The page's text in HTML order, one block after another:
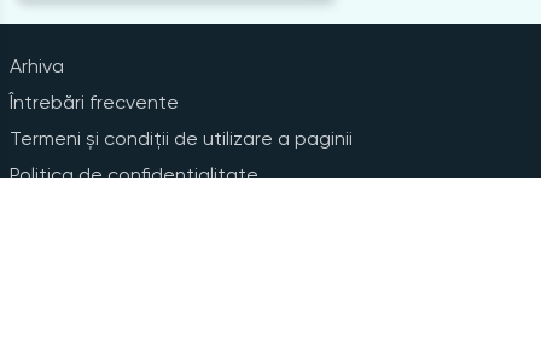
Arhiva
Întrebări frecvente
Termeni și condiții de utilizare a paginii
Politica de confidențialitate